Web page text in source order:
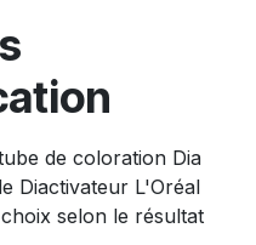
de coloration Dia
Diactivateur L'Oréal
selon le résultat